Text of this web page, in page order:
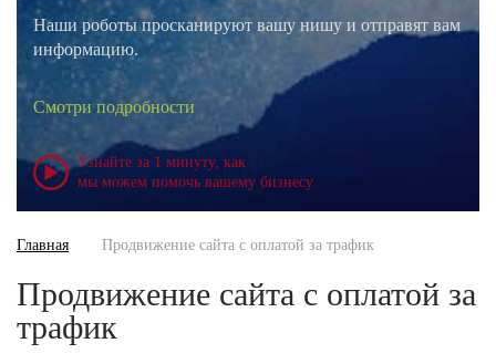
Наши роботы просканируют вашу нишу и отправят вам
информацию.
Смотри подробности
Узнайте за 1 минуту, как
мы можем помочь вашему бизнесу
Главная Продвижение сайта с оплатой за трафик
Продвижение сайта с оплатой за
трафик